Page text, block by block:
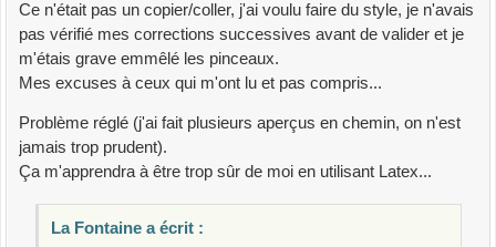
Ce n'était pas un copier/coller, j'ai voulu faire du style, je n'avais
pas vérifié mes corrections successives avant de valider et je
m'étais grave emmêlé les pinceaux.
Mes excuses à ceux qui m'ont lu et pas compris...
Problème réglé (j'ai fait plusieurs aperçus en chemin, on n'est
jamais trop prudent).
Ça m'apprendra à être trop sûr de moi en utilisant Latex...
La Fontaine a écrit :